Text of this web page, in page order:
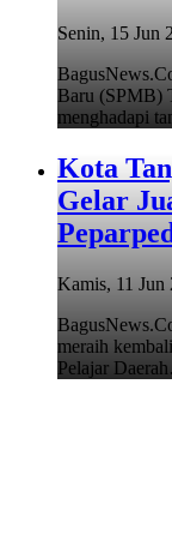
Senin, 15 Jun
Baru (SPMB)
menghadapi
Kota
Gelar
Kamis, 11
meraih
Pelajar